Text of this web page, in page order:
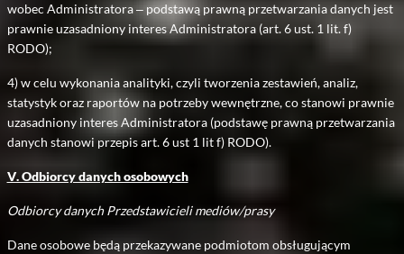
wobec Administratora – podstawą prawną przetwarzania danych jest
prawnie uzasadniony interes Administratora (art. 6 ust. 1 lit. f)
RODO);
4) w celu wykonania analityki, czyli tworzenia zestawień, analiz,
statystyk oraz raportów na potrzeby wewnętrzne, co stanowi prawnie
uzasadniony interes Administratora (podstawę prawną przetwarzania
danych stanowi przepis art. 6 ust 1 lit f) RODO).
V. Odbiorcy danych osobowych
Odbiorcy danych Przedstawicieli mediów/prasy
Dane osobowe będą przekazywane podmiotom obsługującym